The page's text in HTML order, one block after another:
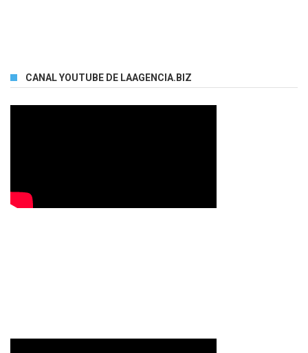
CANAL YOUTUBE DE LAAGENCIA.BIZ